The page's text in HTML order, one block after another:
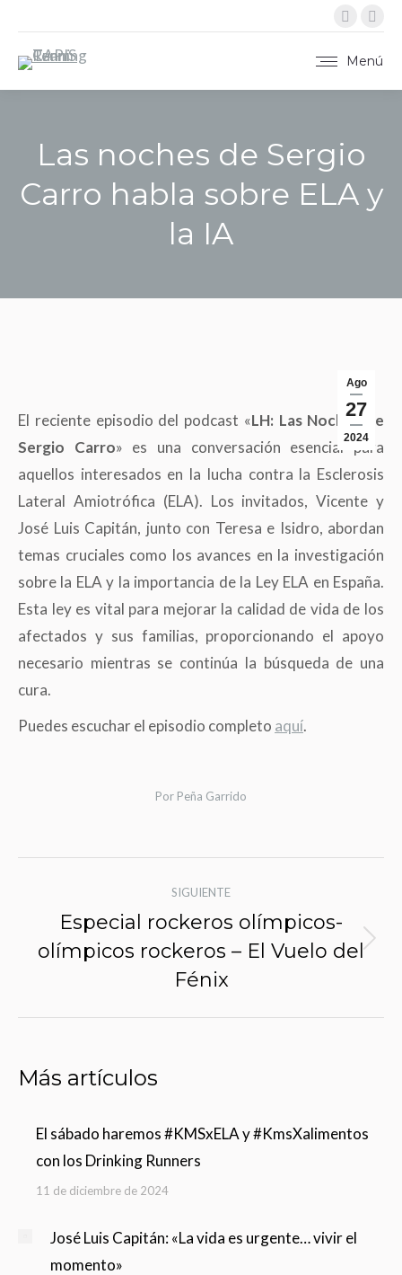
página
se
se
Menú
Las noches de Sergio
Carro habla sobre ELA y
la IA
Ago
27
2024
El reciente episodio del podcast «LH: Las Noches de
Sergio Carro» es una conversación esencial para
aquellos interesados en la lucha contra la Esclerosis
Lateral Amiotrófica (ELA). Los invitados, Vicente y
José Luis Capitán, junto con Teresa e Isidro, abordan
temas cruciales como los avances en la investigación
sobre la ELA y la importancia de la Ley ELA en España.
Esta ley es vital para mejorar la calidad de vida de los
afectados y sus familias, proporcionando el apoyo
necesario mientras se continúa la búsqueda de una
cura.
Puedes escuchar el episodio completo aquí.
Por Peña Garrido
entradas
SIGUIENTE
Siguiente
entrada:
Especial rockeros olímpicos-
olímpicos rockeros – El Vuelo del
Fénix
Más artículos
El sábado haremos #KMSxELA y #KmsXalimentos
con los Drinking Runners
11 de diciembre de 2024
José Luis Capitán: «La vida es urgente… vivir el
momento»